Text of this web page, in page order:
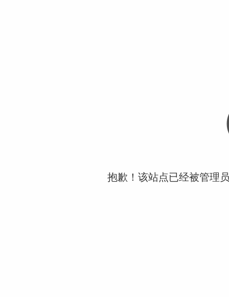
抱歉！该站点已经被管理